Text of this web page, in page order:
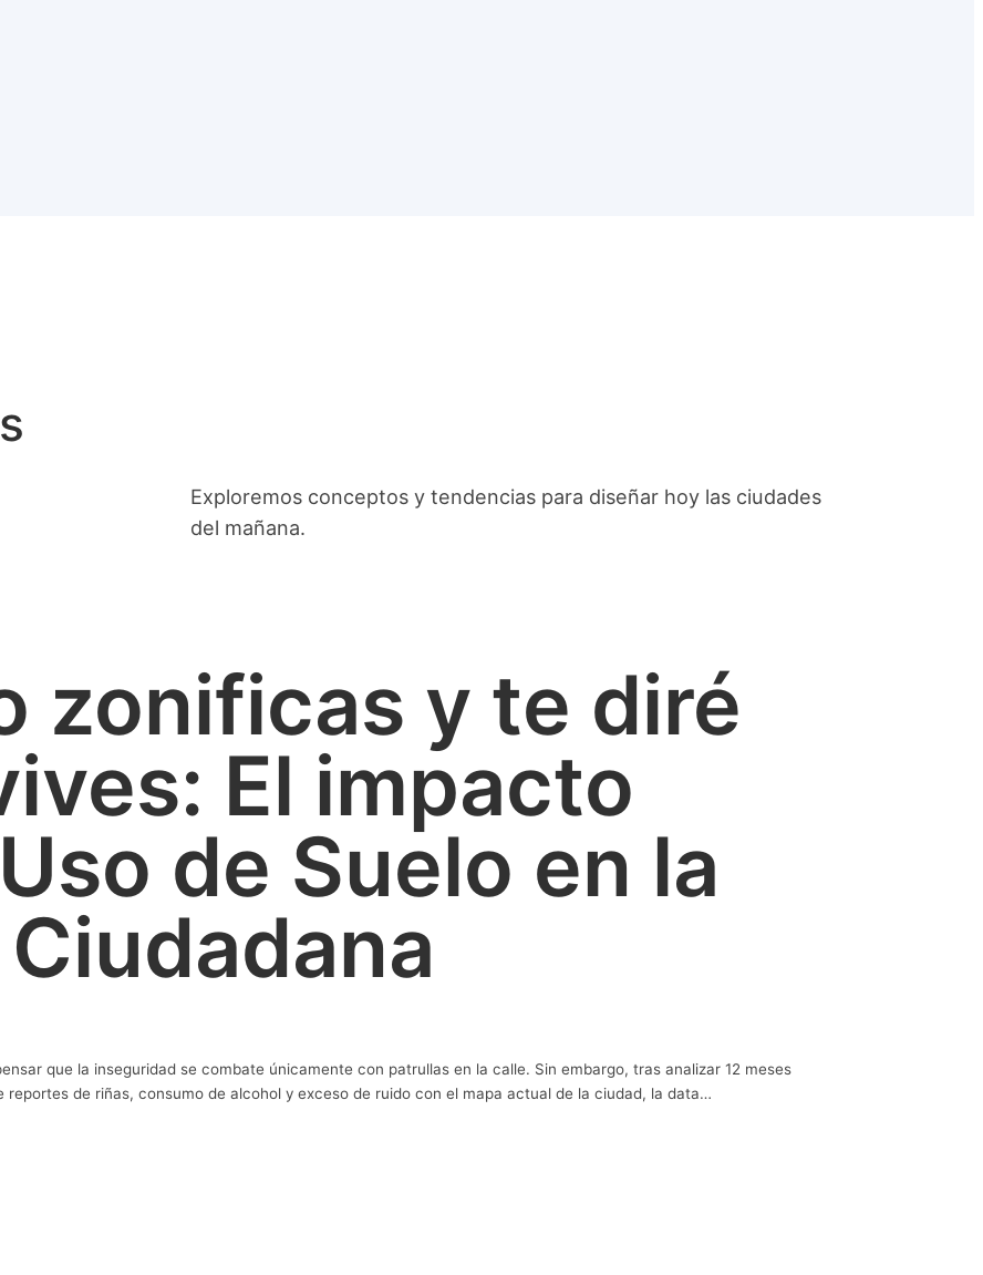
Exploremos conceptos y tendencias para diseñar hoy las ciudades
del mañana.
zonificas y te diré
El impacto
de Suelo en la
que la inseguridad se combate únicamente con patrullas en la calle. Sin embargo, tras analizar 12 meses
de riñas, consumo de alcohol y exceso de ruido con el mapa actual de la ciudad, la data…